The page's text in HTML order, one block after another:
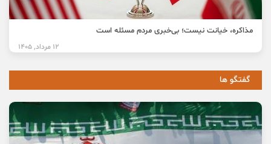
مذاکره، خیانت نیست؛ بی‌خبری مردم مسئله است
12 مرداد, 1405
گفتگو ها